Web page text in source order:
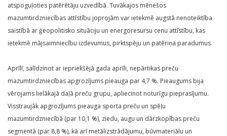
atspoguļoties patērētāju uzvedībā. Tuvākajos mēnešos
mazumtirdzniecības attīstību joprojām var ietekmē augstā nenoteiktība
saistībā ar ģeopolitisko situāciju un energoresursu cenu attīstību, kas
ietekmē mājsaimniecību izdevumus, pirktspēju un patēriņa paradumus.
Aprīlī, salīdzinot ar iepriekšējā gada aprīli, nepārtikas preču
mazumtirdzniecības apgrozījums pieauga par 4,7 %. Pieaugums bija
vērojams lielākajā daļā preču grupu, apliecinot noturīgu pieprasījumu.
Visstraujāk apgrozījums pieauga sporta preču un spēļu
mazumtirdzniecībā (par 10,1 %), ziedu, augu un dārzkopības preču
segmentā (par 8,8 %), kā arī metālizstrādājumu, būvmateriālu un